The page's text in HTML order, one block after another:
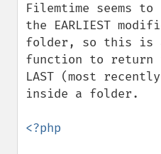
Filemtime seems
the EARLIEST
folder, so this is
function to return
LAST (most
inside a folder.
<?php